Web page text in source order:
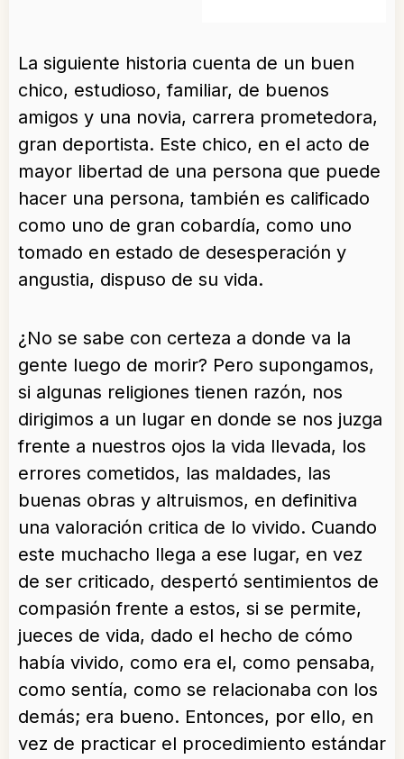
La siguiente historia cuenta de un buen
chico, estudioso, familiar, de buenos
amigos y una novia, carrera prometedora,
gran deportista. Este chico, en el acto de
mayor libertad de una persona que puede
hacer una persona, también es calificado
como uno de gran cobardía, como uno
tomado en estado de desesperación y
angustia, dispuso de su vida.
¿No se sabe con certeza a donde va la
gente luego de morir? Pero supongamos,
si algunas religiones tienen razón, nos
dirigimos a un lugar en donde se nos juzga
frente a nuestros ojos la vida llevada, los
errores cometidos, las maldades, las
buenas obras y altruismos, en definitiva
una valoración critica de lo vivido. Cuando
este muchacho llega a ese lugar, en vez
de ser criticado, despertó sentimientos de
compasión frente a estos, si se permite,
jueces de vida, dado el hecho de cómo
había vivido, como era el, como pensaba,
como sentía, como se relacionaba con los
demás; era bueno. Entonces, por ello, en
vez de practicar el procedimiento estándar